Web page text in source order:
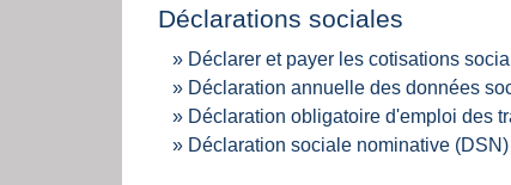
Déclarations sociales
Déclarer et payer les cotisations
Déclaration annuelle des données
Déclaration obligatoire d'emploi des
Déclaration sociale nominative (DSN)